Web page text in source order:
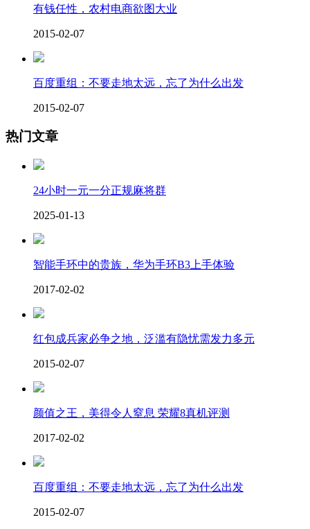
有钱任性，农村电商欲图大业
2015-02-07
百度重组：不要走地太远，忘了为什么出发
2015-02-07
热门文章
24小时一元一分正规麻将群
2025-01-13
智能手环中的贵族，华为手环B3上手体验
2017-02-02
红包成兵家必争之地，泛滥有隐忧需发力多元
2015-02-07
颜值之王，美得令人窒息 荣耀8真机评测
2017-02-02
百度重组：不要走地太远，忘了为什么出发
2015-02-07